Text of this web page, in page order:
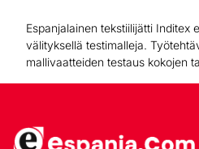
Espanjalainen tekstiilijätti Inditex
välityksellä testimalleja.
mallivaatteiden testaus kokojen